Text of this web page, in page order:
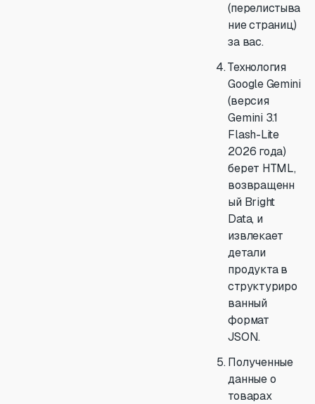
(перелистыва
ние страниц)
за вас.
Технология
Google Gemini
(версия
Gemini 3.1
Flash-Lite
2026 года)
берет HTML,
возвращенн
ый Bright
Data, и
извлекает
детали
продукта в
структуриро
ванный
формат
JSON.
Полученные
данные о
товарах